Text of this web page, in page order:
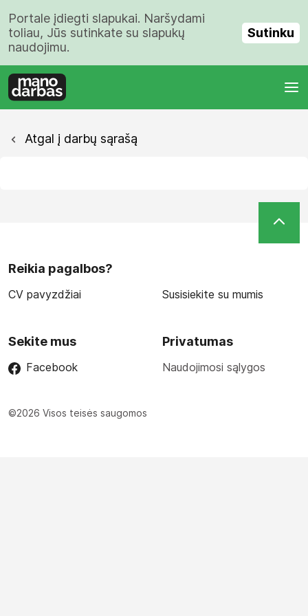
Portale įdiegti slapukai. Naršydami
toliau, Jūs sutinkate su slapukų
naudojimu.
Sutinku
Atgal į darbų sąrašą
Reikia pagalbos?
CV pavyzdžiai Susisiekite su mumis
Sekite mus
Facebook
Privatumas
Naudojimosi sąlygos
©2026 Visos teisės saugomos